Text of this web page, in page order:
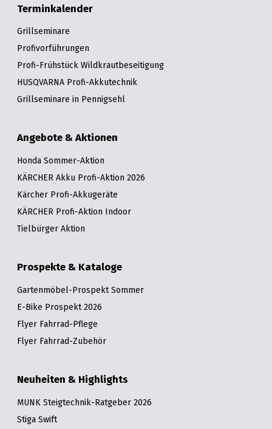
Terminkalender
Grillseminare
Profivorführungen
Profi-Frühstück Wildkrautbeseitigung
HUSQVARNA Profi-Akkutechnik
Grillseminare in Pennigsehl
Angebote & Aktionen
Honda Sommer-Aktion
KÄRCHER Akku Profi-Aktion 2026
Kärcher Profi-Akkugeräte
KÄRCHER Profi-Aktion Indoor
Tielbürger Aktion
Prospekte & Kataloge
Gartenmöbel-Prospekt Sommer
E-Bike Prospekt 2026
Flyer Fahrrad-Pflege
Flyer Fahrrad-Zubehör
Neuheiten & Highlights
MUNK Steigtechnik-Ratgeber 2026
Stiga Swift